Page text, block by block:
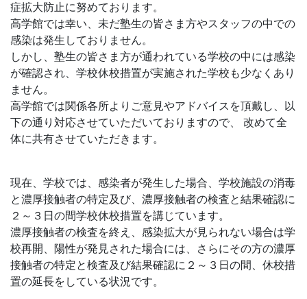
症拡大防止に努めております。
高学館では幸い、未だ塾生の皆さま方やスタッフの中での
感染は発生しておりません。
しかし、塾生の皆さま方が通われている学校の中には感染
が確認され、学校休校措置が実施された学校も少なくあり
ません。
高学館では関係各所よりご意見やアドバイスを頂戴し、以
下の通り対応させていただいておりますので、 改めて全
体に共有させていただきます。
現在、学校では、感染者が発生した場合、学校施設の消毒
と濃厚接触者の特定及び、濃厚接触者の検査と結果確認に
２～３日の間学校休校措置を講じています。
濃厚接触者の検査を終え、感染拡大が見られない場合は学
校再開、陽性が発見された場合には、さらにその方の濃厚
接触者の特定と検査及び結果確認に２～３日の間、休校措
置の延長をしている状況です。